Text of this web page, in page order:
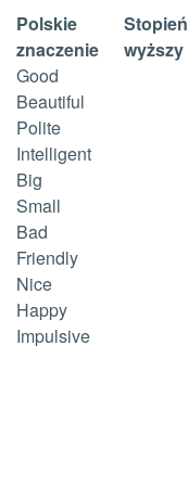
Polskie
znaczenie
Stopień
wyższy
Good
Beautiful
Polite
Intelligent
Big
Small
Bad
Friendly
Nice
Happy
Impulsive